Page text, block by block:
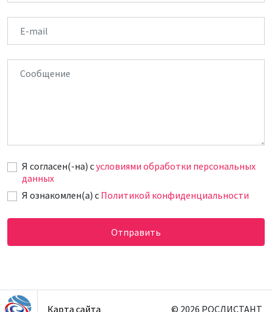
Я согласен(-на) cусловиями обработки персональных
данных
Я ознакомлен(а) с Политикой конфиденциальности
Отправить
Карта сайта © 2026 РОСДИСТАНТ